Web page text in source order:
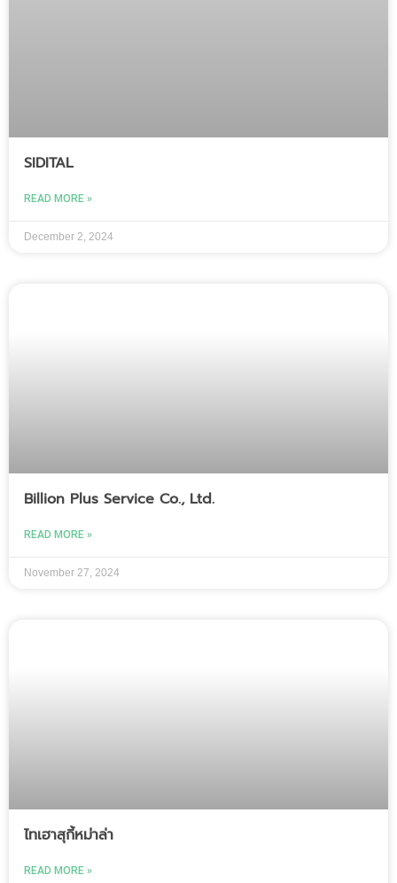
SIDITAL
READ MORE »
December 2, 2024
Billion Plus Service Co., Ltd.
READ MORE »
November 27, 2024
ไทเฮาสุกี้หม่าล่า
READ MORE »